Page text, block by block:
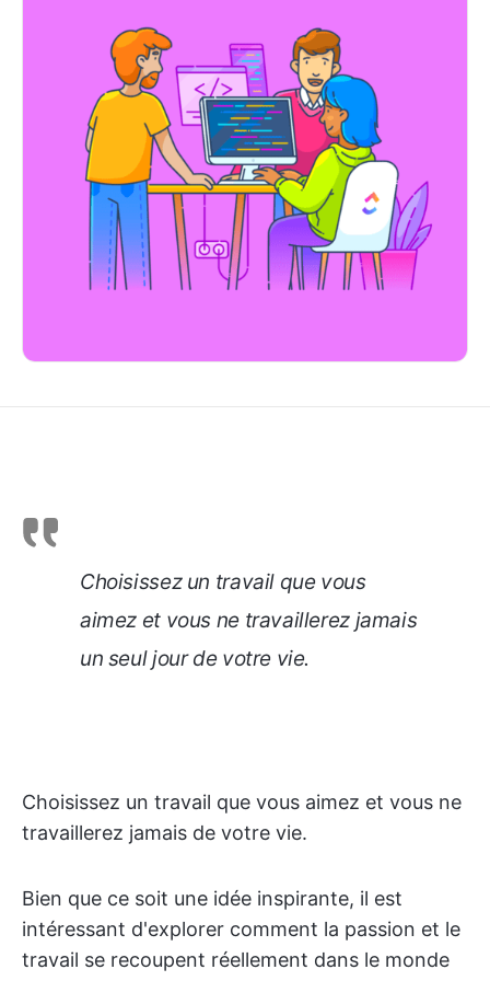
Choisissez un travail que vous
aimez et vous ne travaillerez jamais
un seul jour de votre vie.
Choisissez un travail que vous aimez et vous ne
travaillerez jamais de votre vie.
Bien que ce soit une idée inspirante, il est
intéressant d'explorer comment la passion et le
travail se recoupent réellement dans le monde